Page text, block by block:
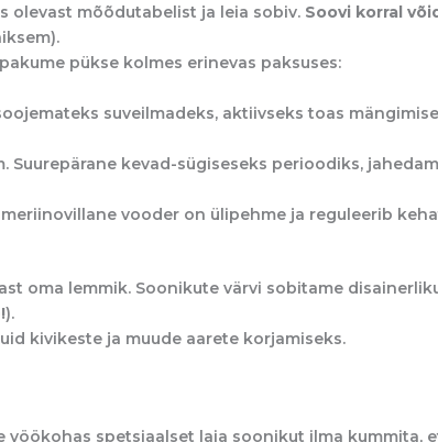
olevast mõõdutabelist ja leia sobiv. Soovi korral
pükse kolmes erinevas paksuses:
suveilmadeks, aktiivseks toas
Suurepärane kevad-sügiseseks perioodiks,
vooder on ülipehme ja reguleerib
oma lemmik. Soonikute värvi sobitame
).
kivikeste ja muude aarete korjamiseks.
vöökohas spetsiaalset laia soonikut ilma kummita,